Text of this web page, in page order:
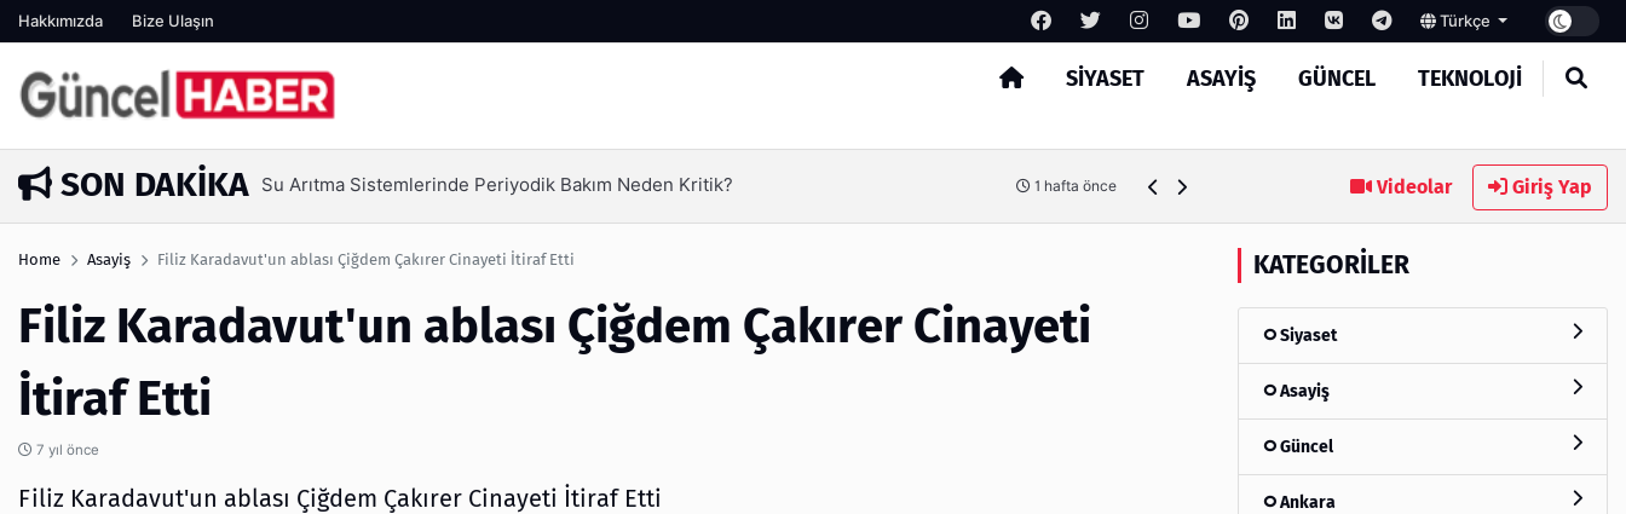
Hakkımızda Bize Ulaşın Türkçe
SIYASET ASAYIŞ GÜNCEL TEKNOLOJI
Arama
SON DAKIKA
5 gün önce Su Arıtma Sistemlerinde Periyodik Bakım Neden Kritik? 1 hafta önce Ambalaj Süreçlerinde Yeni Nesil Verimliliği Olimpack ile
Videolar Giriş Yap
Home Asayiş Filiz Karadavut'un ablası Çiğdem Çakırer Cinayeti İtiraf Etti
Filiz Karadavut'un ablası Çiğdem Çakırer Cinayeti
İtiraf Etti
7 yıl önce
Filiz Karadavut'un ablası Çiğdem Çakırer Cinayeti İtiraf Etti
KATEGORILER
Siyaset
Asayiş
Güncel
Ankara